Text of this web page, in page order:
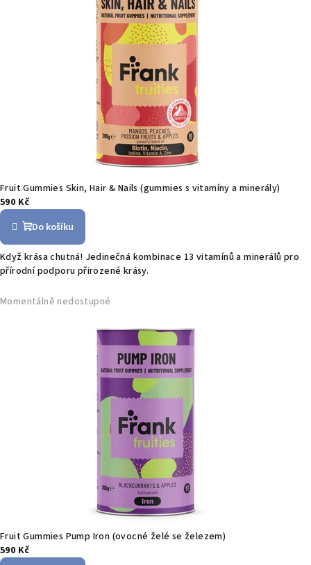
Fruit Gummies Skin, Hair & Nails (gummies s vitamíny a minerály)
590 Kč
Do košíku
Když krása chutná! Jedinečná kombinace 13 vitamínů a minerálů pro
přírodní podporu přirozené krásy.
Momentálně nedostupné
Fruit Gummies Pump Iron (ovocné želé se železem)
590 Kč